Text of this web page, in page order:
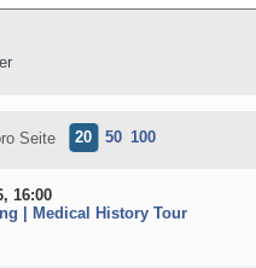
Seite 20 50 100
16:00
| Medical History Tour